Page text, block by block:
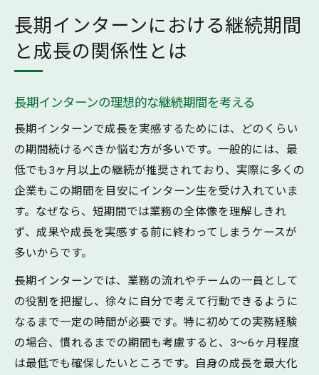
長期インターンにおける継続期間
と成長の関係性とは
長期インターンの理想的な継続期間を考える
長期インターンで成長を実感するためには、どのくらい
の期間続けるべきか悩む方が多いです。一般的には、最
低でも3ヶ月以上の継続が推奨されており、実際に多くの
企業もこの期間を目安にインターン生を受け入れていま
す。なぜなら、短期間では業務の全体像を理解しきれ
ず、成果や成長を実感する前に終わってしまうケースが
多いからです。
長期インターンでは、業務の流れやチームの一員として
の役割を把握し、徐々に自分で考えて行動できるように
なるまで一定の時間が必要です。特に初めての実務経験
の場合、慣れるまでの期間も考慮すると、3〜6ヶ月程度
は最低でも確保したいところです。自身の成長を最大化